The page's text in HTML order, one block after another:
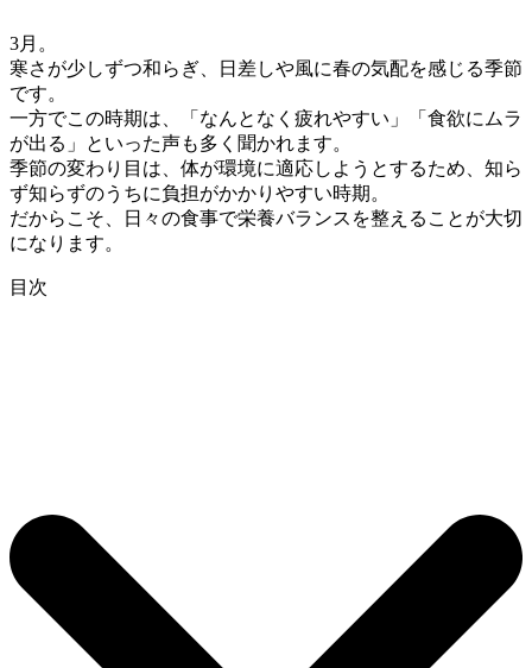
3月。
寒さが少しずつ和らぎ、日差しや風に春の気配を感じる季節
です。
一方でこの時期は、「なんとなく疲れやすい」「食欲にムラ
が出る」といった声も多く聞かれます。
季節の変わり目は、体が環境に適応しようとするため、知ら
ず知らずのうちに負担がかかりやすい時期。
だからこそ、日々の食事で栄養バランスを整えることが大切
になります。
目次